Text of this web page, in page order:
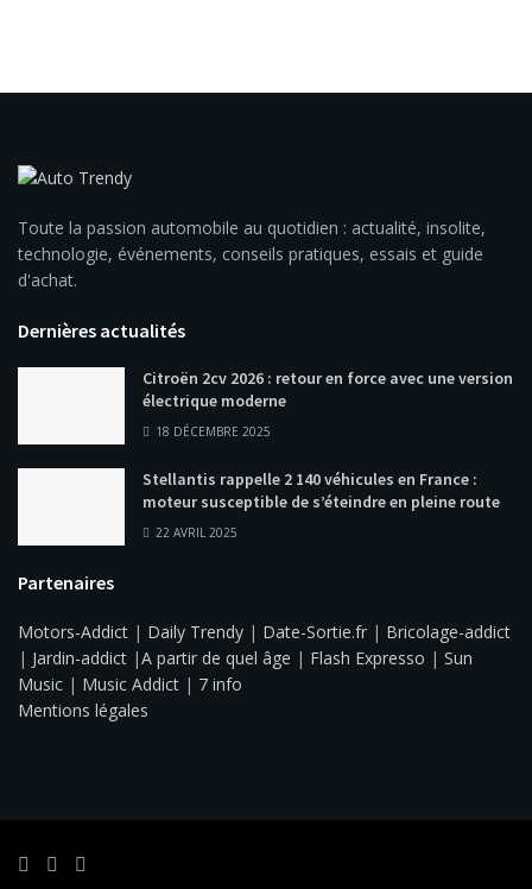
Toute la passion automobile au quotidien : actualité, insolite,
technologie, événements, conseils pratiques, essais et guide
d'achat.
Dernières actualités
Citroën 2cv 2026 : retour en force avec une version
électrique moderne
18 DÉCEMBRE 2025
Stellantis rappelle 2 140 véhicules en France :
moteur susceptible de s’éteindre en pleine route
22 AVRIL 2025
Partenaires
Motors-Addict | Daily Trendy | Date-Sortie.fr | Bricolage-addict
| Jardin-addict |A partir de quel âge | Flash Expresso | Sun
Music | Music Addict | 7 info
Mentions légales